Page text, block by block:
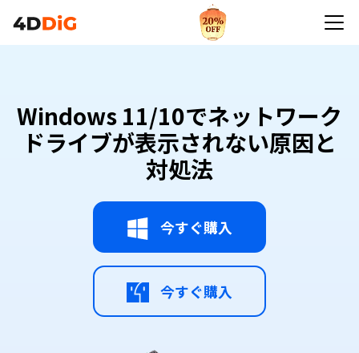
ない原因と対処法
Windows 11/10でネットワーク
ドライブが表示されない原因と
対処法
今すぐ購入
今すぐ購入